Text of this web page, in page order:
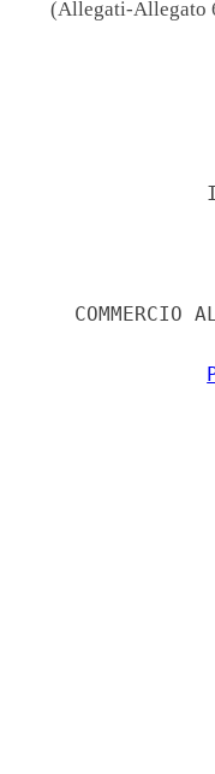
(Allegati-Allegato
COMMERCIO